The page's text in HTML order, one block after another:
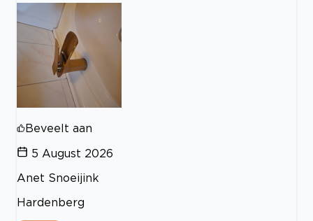
Beveelt aan
5 August 2026
Anet Snoeijink
Hardenberg